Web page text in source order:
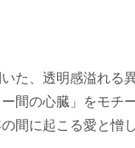
た、透明感溢れる
間の心臓」をモチ
間に起こる愛と憎